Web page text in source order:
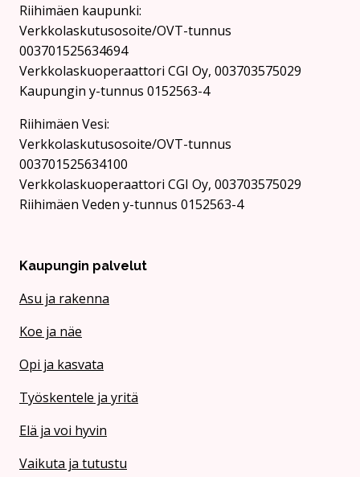
Riihimäen kaupunki:
Verkkolaskutusosoite/OVT-tunnus
003701525634694
Verkkolaskuoperaattori CGI Oy, 003703575029
Kaupungin y-tunnus 0152563-4
Rii­hi­mäen Vesi:
Verkkolaskutusosoite/OVT-tunnus
003701525634100
Verkkolaskuoperaattori CGI Oy, 003703575029
Riihimäen Veden y-tunnus 0152563-4
Kaupungin palvelut
Asu ja rakenna
Koe ja näe
Opi ja kasvata
Työskentele ja yritä
Elä ja voi hyvin
Vaikuta ja tutustu